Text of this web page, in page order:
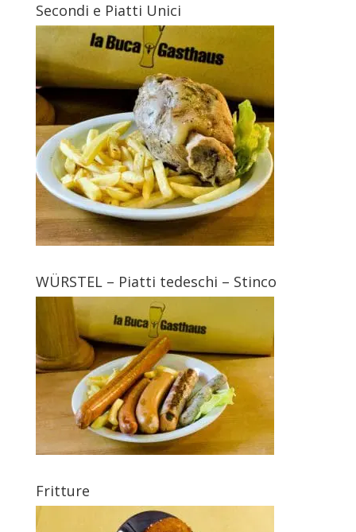
Secondi e Piatti Unici
WÜRSTEL – Piatti tedeschi – Stinco
Fritture